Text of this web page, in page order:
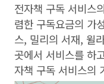
전자책 구독 서비스
렴한 구독요금의 가
스, 밀리의 서재, 윌
곳에서 서비스를 하
자책 구독 서비스의